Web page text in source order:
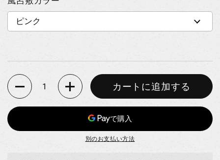
数量
カートに追加する
別のお支払い方法